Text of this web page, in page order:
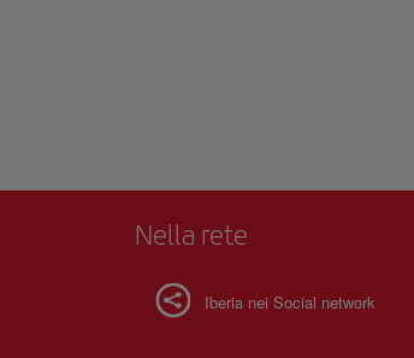
Nella rete
Iberia nei Social network